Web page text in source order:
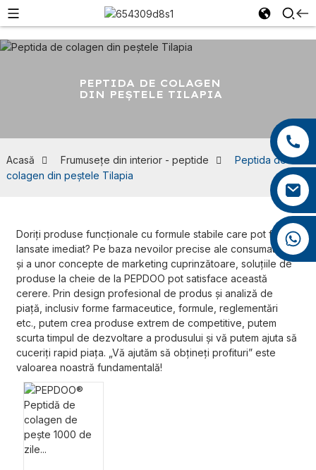
+86 13959222339
+86 0592 5599526
+86 18965423693
PEPTIDA DE COLAGEN
DIN PEȘTELE TILAPIA
Acasă Frumusețe din interior - peptide
Peptida de
colagen din peștele Tilapia
Doriți produse funcționale cu formule stabile care pot fi
lansate imediat? Pe baza nevoilor precise ale consumatorilor
și a unor concepte de marketing cuprinzătoare, soluțiile de
produse la cheie de la PEPDOO pot satisface această
cerere. Prin design profesional de produs și analiză de
piață, inclusiv forme farmaceutice, formule, reglementări
etc., putem crea produse extrem de competitive, putem
scurta timpul de dezvoltare a produsului și vă putem ajuta să
cuceriți rapid piața. „Vă ajutăm să obțineți profituri” este
valoarea noastră fundamentală!